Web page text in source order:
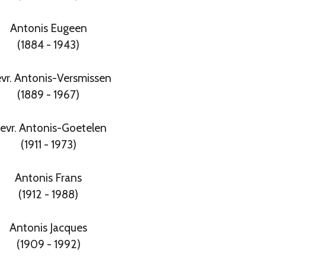
Antonis Eugeen
(1884 - 1943)
Antonis-Versmissen
(1889 - 1967)
Antonis-Goetelen
(1911 - 1973)
Antonis Frans
(1912 - 1988)
Antonis Jacques
(1909 - 1992)